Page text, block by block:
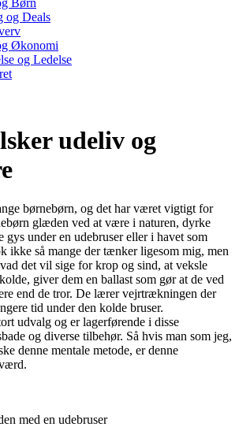
Børn
og Deals
Økonomi
og Ledelse
udeliv og
børnebørn, og det har været vigtigt for
glæden ved at være i naturen, dyrke
gys under en udebruser eller i havet som
ikke så mange der tænker ligesom mig, men
det vil sige for krop og sind, at veksle
giver dem en ballast som gør at de ved
end de tror. De lærer vejrtrækningen der
tid under den kolde bruser.
udvalg og er lagerførende i disse
og diverse tilbehør. Så hvis man som jeg,
denne mentale metode, er denne
med en udebruser